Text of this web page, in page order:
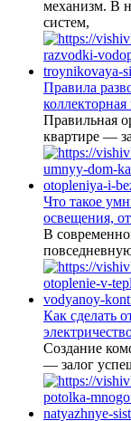
механизм. В
систем,
Правила
Правильная
квартире —
Что такое
освещения,
В
Как сделать
Создание
— залог